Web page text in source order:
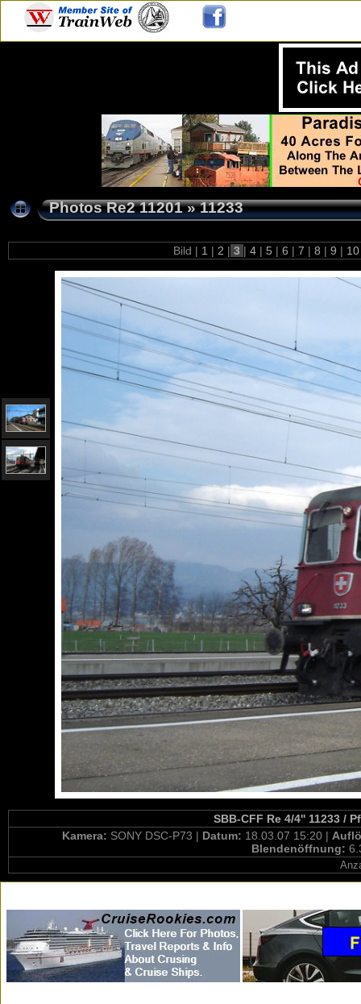
Photos Re2 11201»11233
Bild | 1 | 2 | 3 | 4 | 5 | 6 | 7 | 8 | 9 |
SBB-CFF Re 4/4'' 11233 /
Kamera: SONY DSC-P73 | Datum: 18.03.07 15:20 |
Blendenöffnung: